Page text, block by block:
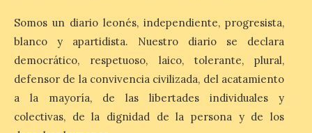
con más de 8,7 millones de
euros de inversión
6 Ago 2026
La Consejería de
Industria, Universidades,
Empleo y Comercio
Somos un diario leonés, independiente, progresista,
blanco y apartidista. Nuestro diario se declara
democrático, respetuoso, laico, tolerante, plural,
defensor de la convivencia civilizada, del acatamiento
a la mayoría, de las libertades individuales y
colectivas, de la dignidad de la persona y de los